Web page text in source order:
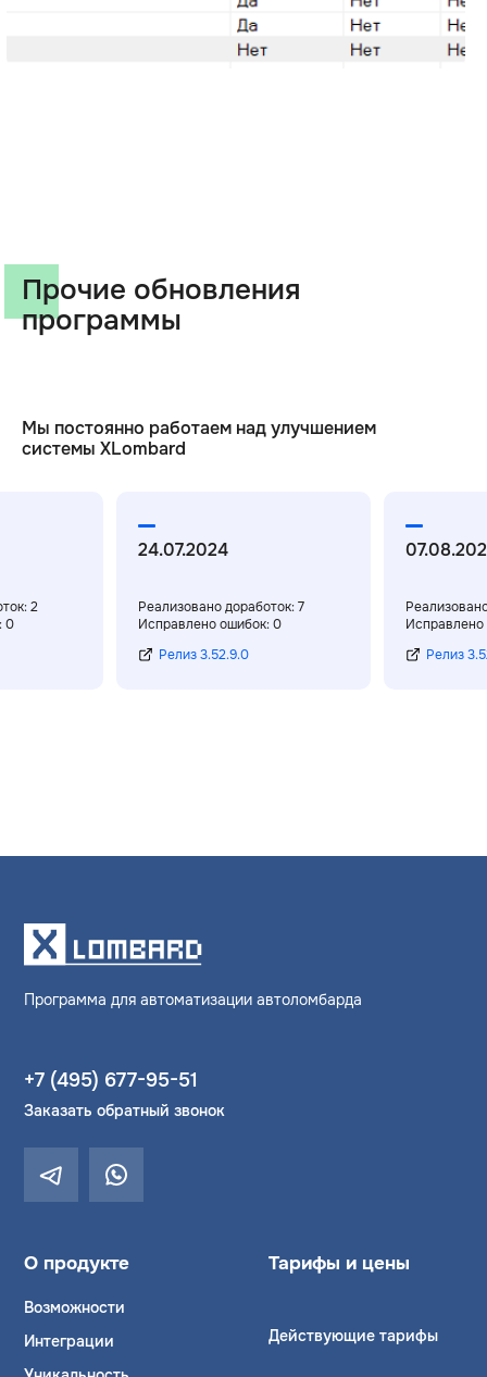
Прочие обновления
программы
Мы постоянно работаем над улучшением
системы XLombard
2
0
24.07.2024
Реализовано доработок: 7
Исправлено ошибок: 0
Релиз 3.52.9.0
Релиз
Программа для автоматизации автоломбарда
О продукте
Возможности
Интеграции
Тарифы и цены
Действующие тарифы
+7 (495) 677-95-51
Заказать обратный звонок